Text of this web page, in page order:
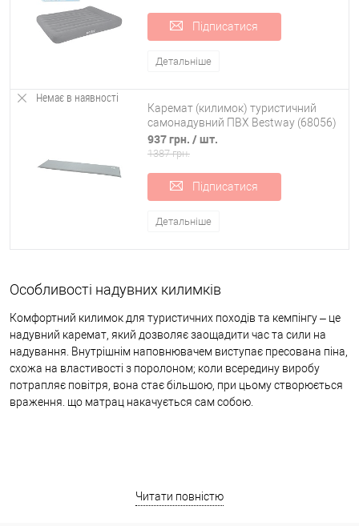
Підписатися
Детальніше
Немає в наявності
Каремат (килимок) туристичний
самонадувний ПВХ Bestway (68056)
937 грн. / шт.
1387 грн.
Підписатися
Детальніше
Особливості надувних килимків
Комфортний килимок для туристичних походів та кемпінгу – це
надувний каремат, який дозволяє заощадити час та сили на
надування. Внутрішнім наповнювачем виступає пресована піна,
схожа на властивості з поролоном; коли всередину виробу
потрапляє повітря, вона стає більшою, при цьому створюється
враження. що матрац накачується сам собою.
Читати повністю